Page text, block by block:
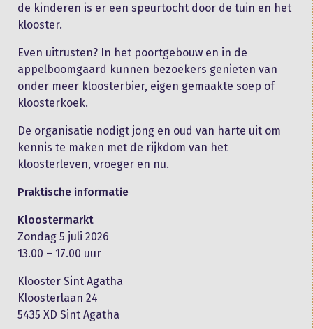
de kinderen is er een speurtocht door de tuin en het
klooster.
Even uitrusten? In het poortgebouw en in de
appelboomgaard kunnen bezoekers genieten van
onder meer kloosterbier, eigen gemaakte soep of
kloosterkoek.
De organisatie nodigt jong en oud van harte uit om
kennis te maken met de rijkdom van het
kloosterleven, vroeger en nu.
Praktische informatie
Kloostermarkt
Zondag 5 juli 2026
13.00 – 17.00 uur
Klooster Sint Agatha
Kloosterlaan 24
5435 XD Sint Agatha